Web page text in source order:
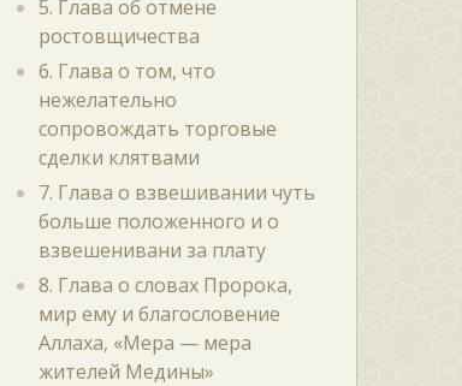
5. Глава об отмене
ростовщичества
6. Глава о том, что
нежелательно
сопровождать торговые
сделки клятвами
7. Глава о взвешивании чуть
больше положенного и о
взвешенивани за плату
8. Глава о словах Пророка,
мир ему и благословение
Аллаха, «Мера — мера
жителей Медины»